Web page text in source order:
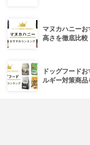
マヌカハニー
高さを徹底比較
ドッグフード
ルギー対策商品